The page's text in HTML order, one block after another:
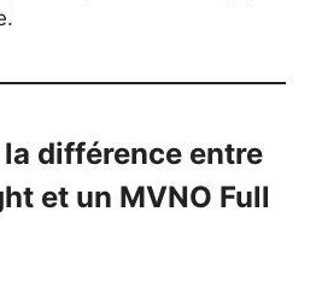
différence entre
et un MVNO Full